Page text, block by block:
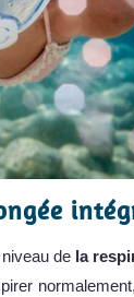
de la